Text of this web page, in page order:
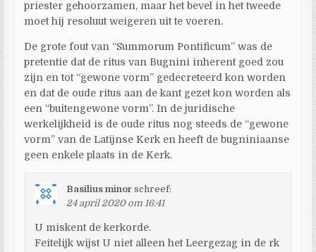
priester gehoorzamen, maar het bevel in het tweede
moet hij resoluut weigeren uit te voeren.
De grote fout van “Summorum Pontificum” was de
pretentie dat de ritus van Bugnini inherent goed zou
zijn en tot “gewone vorm” gedecreteerd kon worden
en dat de oude ritus aan de kant gezet kon worden als
een “buitengewone vorm”. In de juridische
werkelijkheid is de oude ritus nog steeds de “gewone
vorm” van de Latijnse Kerk en heeft de bugniniaanse
geen enkele plaats in de Kerk.
Basilius minor schreef:
24 april 2020 om 16:41
U miskent de kerkorde.
Feitelijk wijst U niet alleen het Leergezag in de rk